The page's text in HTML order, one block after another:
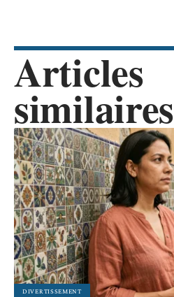
Articles
similaires
DIVERTISSEMENT